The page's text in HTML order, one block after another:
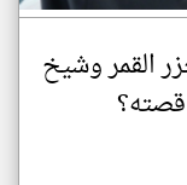
القمر وشيخ
قصته؟